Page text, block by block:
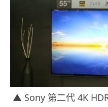
▲ Sony 第二代 4K